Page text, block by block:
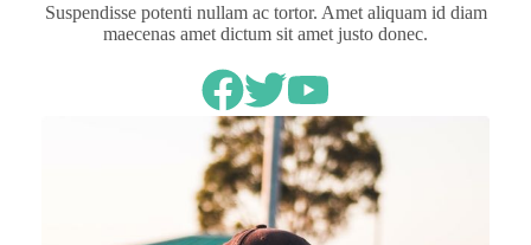
Suspendisse potenti nullam ac tortor. Amet aliquam id diam
maecenas amet dictum sit amet justo donec.